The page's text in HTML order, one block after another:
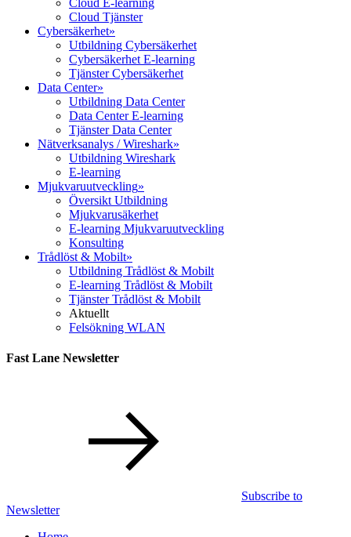
Cloud E-learning
Cloud Tjänster
Cybersäkerhet»
Utbildning Cybersäkerhet
Cybersäkerhet E-learning
Tjänster Cybersäkerhet
Data Center»
Utbildning Data Center
Data Center E-learning
Tjänster Data Center
Nätverksanalys / Wireshark»
Utbildning Wireshark
E-learning
Mjukvaruutveckling»
Översikt Utbildning
Mjukvarusäkerhet
E-learning Mjukvaruutveckling
Konsulting
Trådlöst & Mobilt»
Utbildning Trådlöst & Mobilt
E-learning Trådlöst & Mobilt
Tjänster Trådlöst & Mobilt
Aktuellt
Felsökning WLAN
Fast Lane Newsletter
Subscribe to
Newsletter